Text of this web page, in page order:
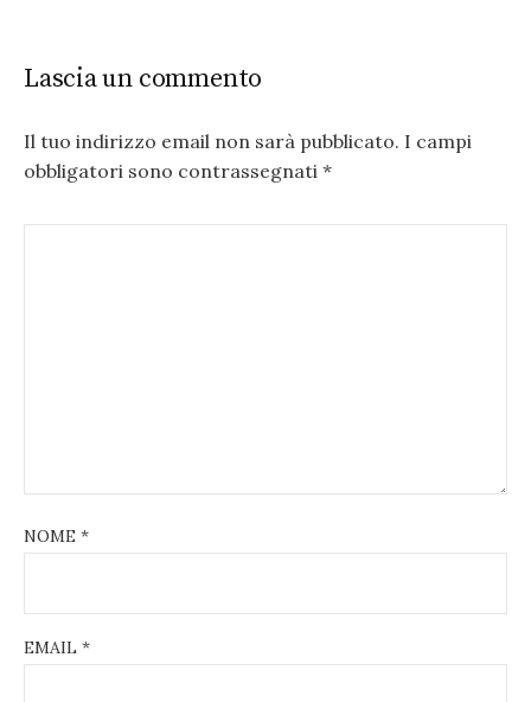
Lascia un commento
Il tuo indirizzo email non sarà pubblicato. I campi
obbligatori sono contrassegnati *
NOME *
EMAIL *